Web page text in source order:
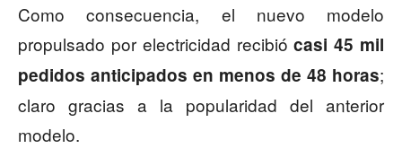
Como consecuencia, el nuevo modelo
propulsado por electricidad recibiócasi 45 mil
pedidos anticipados en menos de 48 horas;
claro gracias a la popularidad del anterior
modelo.